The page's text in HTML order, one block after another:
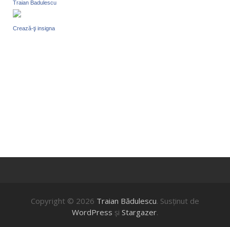
Traian Badulescu
Crează-ţi insigna
Copyright © 2026 Traian Bădulescu. Susţinut de
WordPress şi Stargazer.